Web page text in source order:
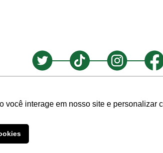
interage em nosso site e personalizar